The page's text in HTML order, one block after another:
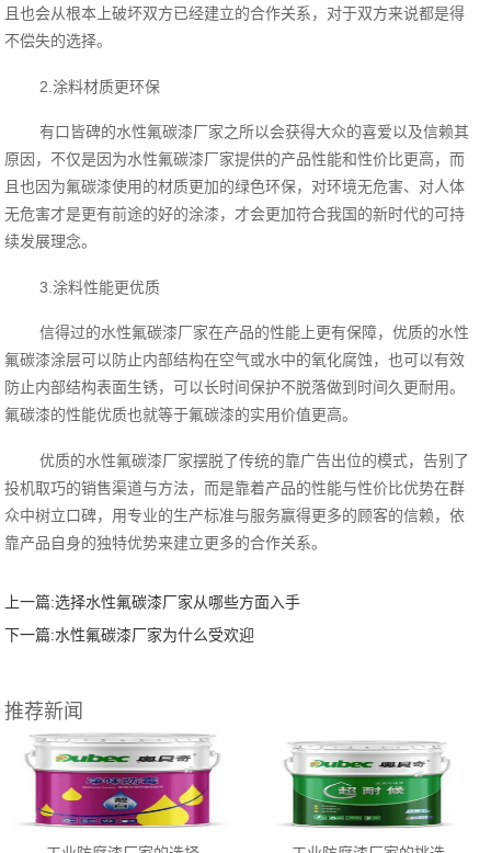
且也会从根本上破坏双方已经建立的合作关系，对于双方来说都是得
不偿失的选择。
2.涂料材质更环保
有口皆碑的水性氟碳漆厂家之所以会获得大众的喜爱以及信赖其
原因，不仅是因为水性氟碳漆厂家提供的产品性能和性价比更高，而
且也因为氟碳漆使用的材质更加的绿色环保，对环境无危害、对人体
无危害才是更有前途的好的涂漆，才会更加符合我国的新时代的可持
续发展理念。
3.涂料性能更优质
信得过的水性氟碳漆厂家在产品的性能上更有保障，优质的水性
氟碳漆涂层可以防止内部结构在空气或水中的氧化腐蚀，也可以有效
防止内部结构表面生锈，可以长时间保护不脱落做到时间久更耐用。
氟碳漆的性能优质也就等于氟碳漆的实用价值更高。
优质的水性氟碳漆厂家摆脱了传统的靠广告出位的模式，告别了
投机取巧的销售渠道与方法，而是靠着产品的性能与性价比优势在群
众中树立口碑，用专业的生产标准与服务赢得更多的顾客的信赖，依
靠产品自身的独特优势来建立更多的合作关系。
上一篇:选择水性氟碳漆厂家从哪些方面入手
下一篇:水性氟碳漆厂家为什么受欢迎
推荐新闻